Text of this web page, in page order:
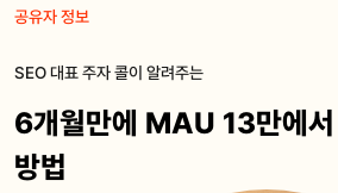
공유자 정보
SEO 대표 주자 콜이 알려주는
6개월만에 MAU 13만에
방법